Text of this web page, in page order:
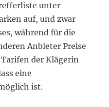
unter
auf, und zwar
während für die
Anbieter Preise
der Klägerin
eine
ist.